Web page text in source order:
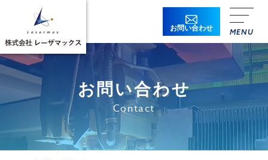
お問い合わせ
お問い合わせ
Contact
貴社名